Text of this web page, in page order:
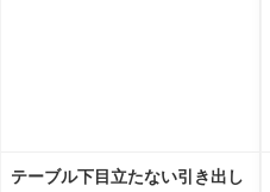
テーブル下目立たない引き出し